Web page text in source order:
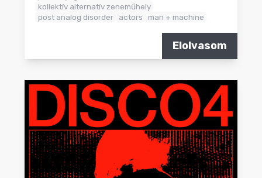
kollektív alternatív zeneműhely
post analog disorder
actors man + machine
Elolvasom